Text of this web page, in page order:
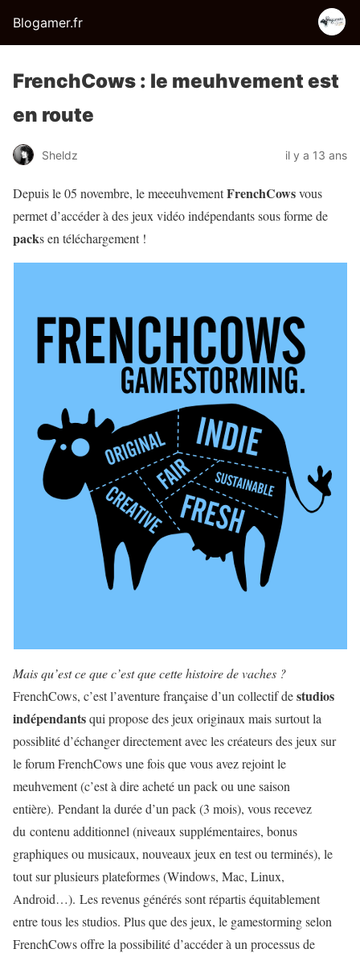
Blogamer.fr
FrenchCows : le meuhvement est
en route
Sheldz il y a 13 ans
Depuis le 05 novembre, le meeeuhvementFrenchCowsvous
permet d’accéder à des jeux vidéo indépendants sous forme de
packs en téléchargement !
Mais qu’est ce que c’est que cette histoire de vaches ?
FrenchCows, c’est l’aventure française d’un collectif destudios
indépendantsqui propose des jeux originaux mais surtout la
possiblité d’échanger directement avec les créateurs des jeux sur
le forum FrenchCows une fois que vous avez rejoint le
meuhvement (c’est à dire acheté un pack ou une saison
entière). Pendant la durée d’un pack (3 mois), vous recevez
du contenu additionnel (niveaux supplémentaires, bonus
graphiques ou musicaux, nouveaux jeux en test ou terminés), le
tout sur plusieurs plateformes (Windows, Mac, Linux,
Android…). Les revenus générés sont répartis équitablement
entre tous les studios. Plus que des jeux, le gamestorming selon
FrenchCows offre la possibilité d’accéder à un processus de